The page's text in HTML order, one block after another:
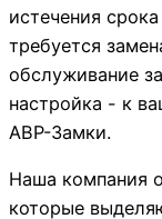
истечения
требуется
обслуживание
настройка - к
АВР-Замки.
Наша компания
которые